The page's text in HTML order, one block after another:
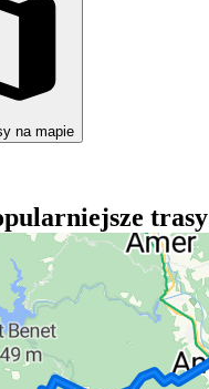
na mapie
trasy